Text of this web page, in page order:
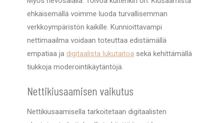
ehkäisemällä voimme luoda turvallisemman
verkkoympäristön kaikille. Kunnioittavampi
nettimaailma voidaan toteuttaa edistämällä
empatiaa ja digitaalista lukutaitoa sekä kehittämällä
tiukkoja moderointikäytäntöjä.
Nettikiusaamisen vaikutus
Nettikiusaamisella tarkoitetaan digitaalisten